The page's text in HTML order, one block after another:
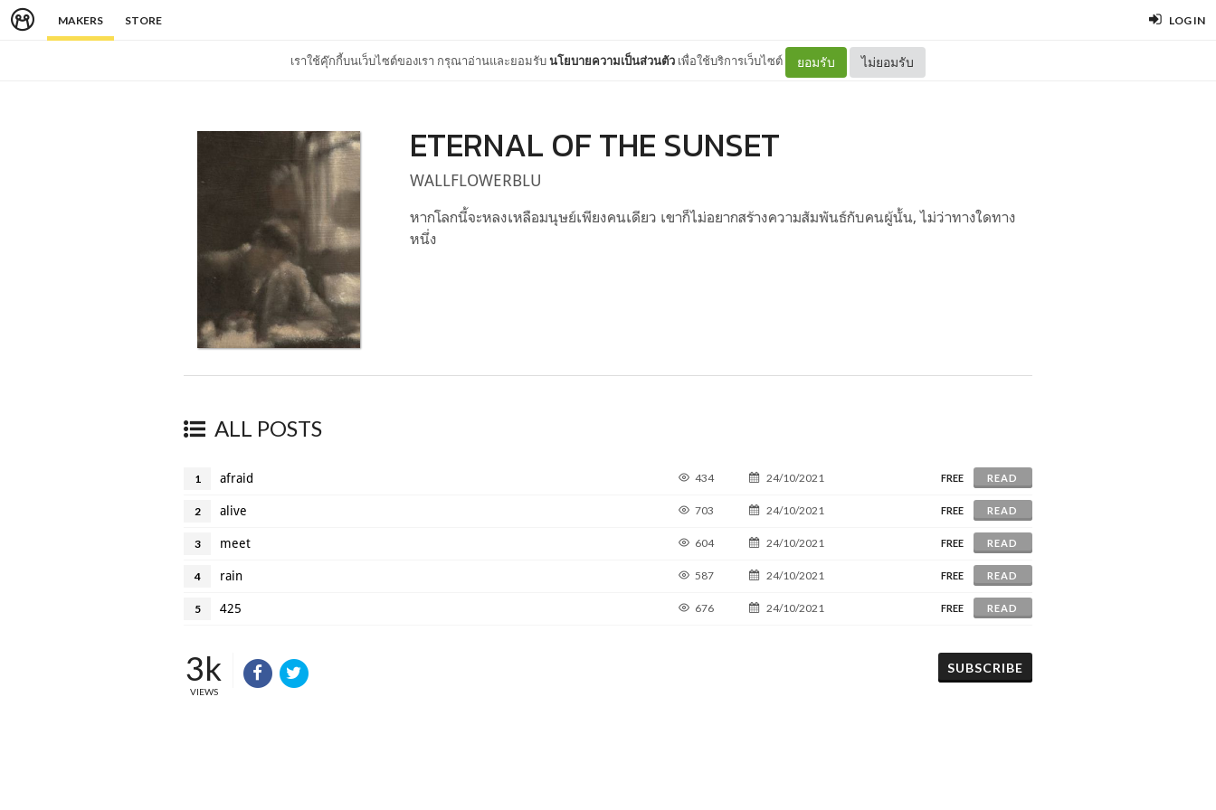
MAKERS STORE LOG IN
เราใช้คุ๊กกี้บนเว็บไซต์ของเรา กรุณาอ่านและยอมรับนโยบายความเป็นส่วนตัว เพื่อใช้บริการเว็บไซต์ ยอมรับ ไม่ยอมรับ
ETERNAL OF THE SUNSET
WALLFLOWERBLU
หากโลกนี้จะหลงเหลือมนุษย์เพียงคนเดียว เขาก็ไม่อยากสร้างความสัมพันธ์กับคนผู้นั้น, ไม่ว่าทางใดทาง
หนึ่ง
ALL POSTS
1 afraid 434 24/10/2021 FREE READ
2 alive 703 24/10/2021 FREE READ
3 meet 604 24/10/2021 FREE READ
4 rain 587 24/10/2021 FREE READ
5 425 676 24/10/2021 FREE READ
3k
VIEWS
SUBSCRIBE